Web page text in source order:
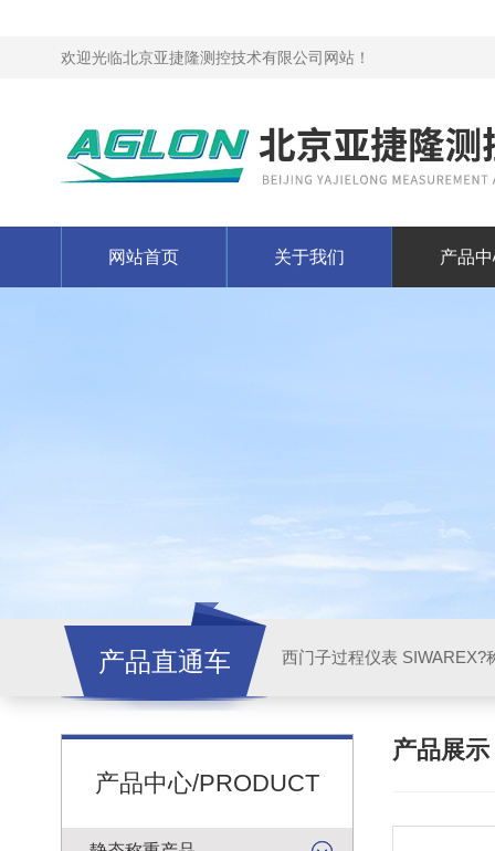
欢迎光临北京亚捷隆测控技术有限公司网站！
网站首页 关于我们 产品
产品直通车 西门子过程仪表 SIWAREX?
产品中心/PRODUCT
产品展示